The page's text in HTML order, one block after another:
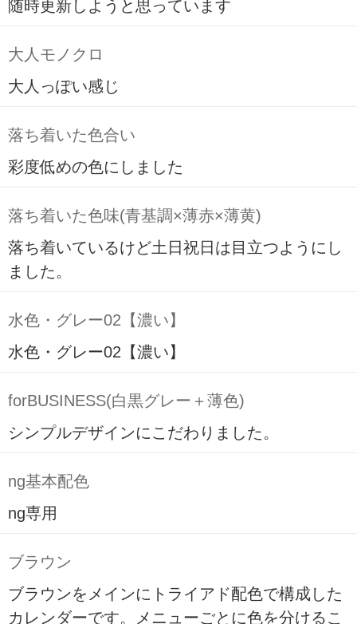
随時更新しようと思っています
大人モノクロ
大人っぽい感じ
落ち着いた色合い
彩度低めの色にしました
落ち着いた色味(青基調×薄赤×薄黄)
落ち着いているけど土日祝日は目立つようにし
ました。
水色・グレー02【濃い】
水色・グレー02【濃い】
forBUSINESS(白黒グレー＋薄色)
シンプルデザインにこだわりました。
ng基本配色
ng専用
ブラウン
ブラウンをメインにトライアド配色で構成した
カレンダーです。メニューごとに色を分けるこ